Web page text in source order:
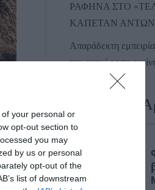
your personal or
opt-out section to
you may
by us or personal
opt-out of the
list of downstream
ΡΑΦΗΝΑ ΣΤΟ
ΚΑΠΕΤΑΝ
Απαράδεκτη
την αναχώρηση
Πρόσφατα